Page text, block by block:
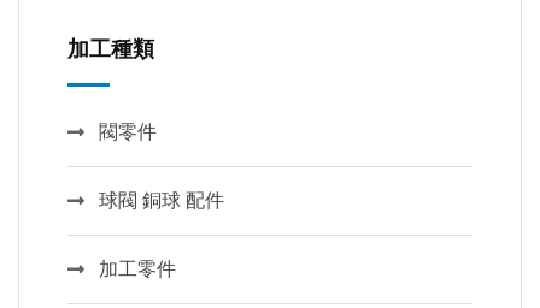
加工種類
閥零件
球閥 銅球 配件
加工零件